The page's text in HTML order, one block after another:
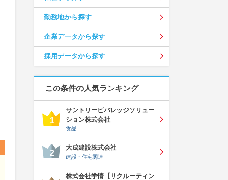
勤務地から探す
企業データから探す
採用データから探す
この条件の人気ランキング
1
サントリービバレッジソリュー
ション株式会社
食品
2
大成建設株式会社
建設・住宅関連
株式会社学情【リクルーティン